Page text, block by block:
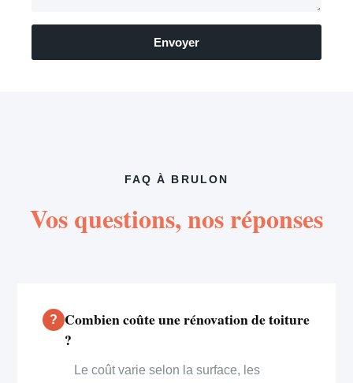
Envoyer
FAQ À BRULON
Vos questions, nos réponses
Combien coûte une rénovation de toiture
?
Le coût varie selon la surface, les